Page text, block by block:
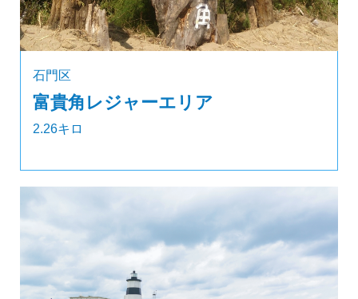
石門区
富貴角レジャーエリア
2.26キロ